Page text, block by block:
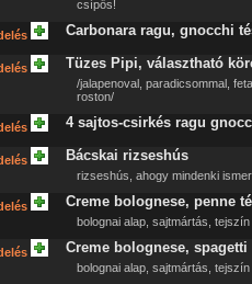
csípős!
Carbonara ragu, gnocchi
Tüzes Pipi, választható
/jalapenoval, paradicsommal,
roston/
4 sajtos-csirkés ragu
Bácskai rizseshús
rizseshús, ahogy mindenki
Creme bolognese, penne
bolognai alap, sajtmártás, tejszín
Creme bolognese,
bolognai alap, sajtmártás, tejszín